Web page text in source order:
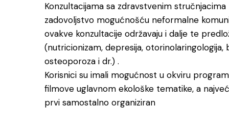
Konzultacijama sa zdravstvenim
zadovoljstvo mogućnošću neformalne
ovakve konzultacije održavaju i dalje te
(nutricionizam, depresija,
osteoporoza i dr.) .
Korisnici su imali mogućnost u okviru
filmove uglavnom ekološke tematike, a
prvi samostalno organiziran